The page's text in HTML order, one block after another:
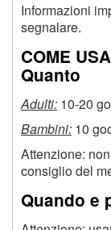
Informazioni
segnalare.
COME
Quanto
Adulti: 10-20
Bambini: 10
Attenzione:
consiglio del
Quando e